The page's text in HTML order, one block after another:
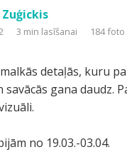
3 min lasīšanai 184 foto
detaļās, kuru
gana daudz.
no 19.03.-03.04.